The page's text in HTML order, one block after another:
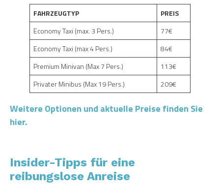
FAHRZEUGTYP
PREIS
Economy Taxi (max. 3 Pers.)
77€
Economy Taxi (max 4 Pers.)
84€
Premium Minivan (Max 7 Pers.)
113€
Privater Minibus (Max 19 Pers.)
209€
Weitere Optionen und aktuelle Preise finden Sie
hier.
Insider-Tipps für eine
reibungslose Anreise